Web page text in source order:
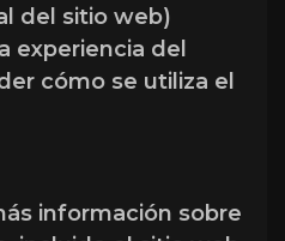
del sitio web)
experiencia del
cómo se utiliza el
información sobre